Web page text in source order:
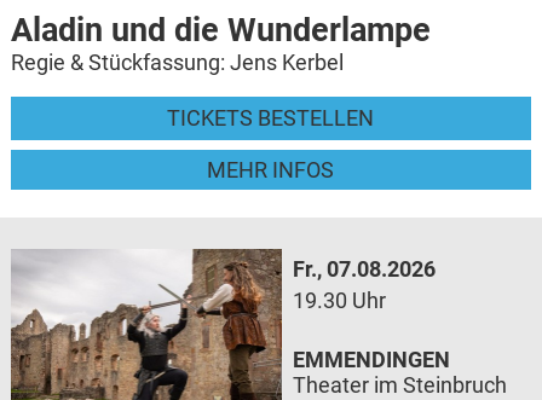
Aladin und die Wunderlampe
Regie & Stückfassung: Jens Kerbel
TICKETS BESTELLEN
MEHR INFOS
Fr., 07.08.2026
19.30 Uhr
EMMENDINGEN
Theater im Steinbruch